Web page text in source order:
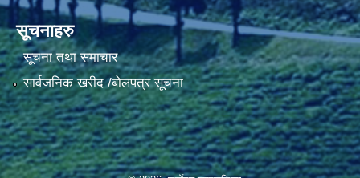
सूचनाहरु
सूचना तथा समाचार
सार्वजनिक खरीद /बोलपत्र सूचना